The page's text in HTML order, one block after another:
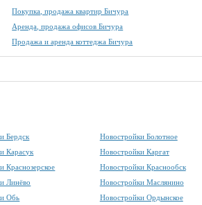
Покупка, продажа квартир Бичура
Аренда, продажа офисов Бичура
Продажа и аренда коттеджа Бичура
Бердск Новостройки Болотное
Карасук Новостройки Каргат
Краснозерское Новостройки Краснообск
Линёво Новостройки Маслянино
Обь Новостройки Ордынское